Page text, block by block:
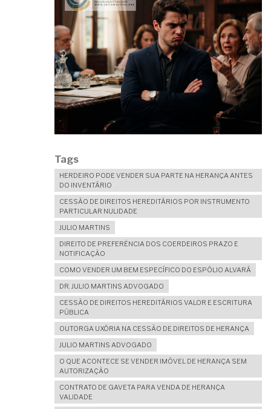
Tags
HERDEIRO PODE VENDER SUA PARTE NA HERANÇA ANTES
DO INVENTÁRIO
CESSÃO DE DIREITOS HEREDITÁRIOS POR INSTRUMENTO
PARTICULAR NULIDADE
JULIO MARTINS
DIREITO DE PREFERÊNCIA DOS COERDEIROS PRAZO E
NOTIFICAÇÃO
COMO VENDER UM BEM ESPECÍFICO DO ESPÓLIO ALVARÁ
DR. JULIO MARTINS ADVOGADO
CESSÃO DE DIREITOS HEREDITÁRIOS VALOR E ESCRITURA
PÚBLICA
OUTORGA UXÓRIA NA CESSÃO DE DIREITOS DE HERANÇA
JULIO MARTINS ADVOGADO
O QUE ACONTECE SE VENDER IMÓVEL DE HERANÇA SEM
AUTORIZAÇÃO
CONTRATO DE GAVETA PARA VENDA DE HERANÇA
VALIDADE